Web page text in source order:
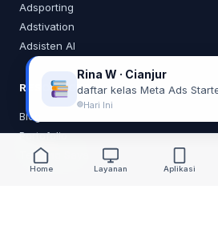
Adsporting
Adstivation
Adsisten AI
RESOURCES
Blog
Portofolio
Tentang Saya
Home Layanan Aplikasi
Rina W · Cianjur
daftar kelas Meta Ads
Hari Ini